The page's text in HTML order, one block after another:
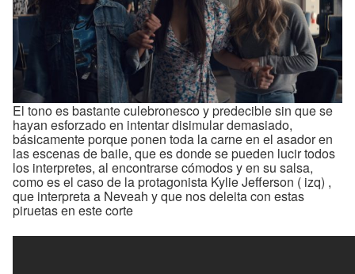
El tono es bastante culebronesco y predecible sin que se
hayan esforzado en intentar disimular demasiado,
básicamente porque ponen toda la carne en el asador en
las escenas de baile, que es donde se pueden lucir todos
los interpretes, al encontrarse cómodos y en su salsa,
como es el caso de la protagonista Kylie Jefferson ( izq) ,
que interpreta a Neveah y que nos deleita con estas
piruetas en este corte